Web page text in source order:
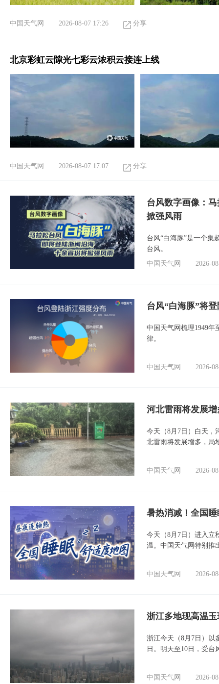
中国天气网 2026-08-07 17:26 分享
北京彩虹云隙光七彩云浓积云接连上线
中国天气网 2026-08-07 17:07 分享
台风数字画像：
掀强风雨
台风“白海豚”是一个集
台风。
中国天气网
2026-
台风“白海豚”将
中国天气网梳理1949年
律。
中国天气网 2026-
河北雷雨将发展
今天（8月7日）白天，
北雷雨将发展增多，局
中国天气网 2026-
暑热消减！全国
今天（8月7日）进入立
温。中国天气网特别推
中国天气网 2026-
浙江多地现高温
浙江今天（8月7日）以
日。明天至10日，受台
中国天气网 2026-